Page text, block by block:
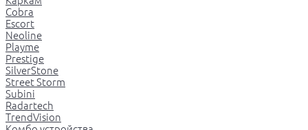
Cobra
Escort
Neoline
Playme
Prestige
SilverStone
Street Storm
Subini
Radartech
TrendVision